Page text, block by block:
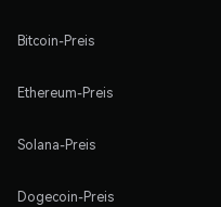
Bitcoin-Preis
Ethereum-Preis
Solana-Preis
Dogecoin-Preis